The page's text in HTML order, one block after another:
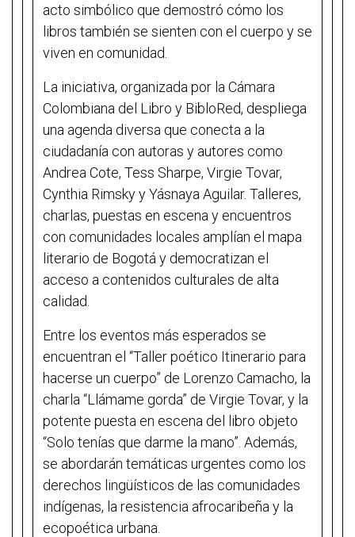
acto simbólico que demostró cómo los
libros también se sienten con el cuerpo y se
viven en comunidad.
La iniciativa, organizada por la Cámara
Colombiana del Libro y BibloRed, despliega
una agenda diversa que conecta a la
ciudadanía con autoras y autores como
Andrea Cote, Tess Sharpe, Virgie Tovar,
Cynthia Rimsky y Yásnaya Aguilar. Talleres,
charlas, puestas en escena y encuentros
con comunidades locales amplían el mapa
literario de Bogotá y democratizan el
acceso a contenidos culturales de alta
calidad.
Entre los eventos más esperados se
encuentran el “Taller poético Itinerario para
hacerse un cuerpo” de Lorenzo Camacho, la
charla “Llámame gorda” de Virgie Tovar, y la
potente puesta en escena del libro objeto
“Solo tenías que darme la mano”. Además,
se abordarán temáticas urgentes como los
derechos lingüísticos de las comunidades
indígenas, la resistencia afrocaribeña y la
ecopoética urbana.